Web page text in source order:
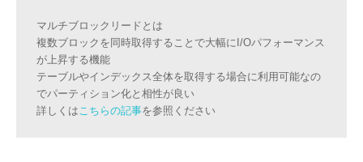
マルチブロックリードとは
複数ブロックを同時取得することで大幅にI/Oパフォーマンス
が上昇する機能
テーブルやインデックス全体を取得する場合に利用可能なの
でパーティション化と相性が良い
詳しくはこちらの記事を参照ください